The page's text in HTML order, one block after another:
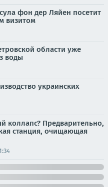
фон дер Ляйен посетит
визитом
области уже
воды
украинских
коллапс? Предварительно,
станция, очищающая